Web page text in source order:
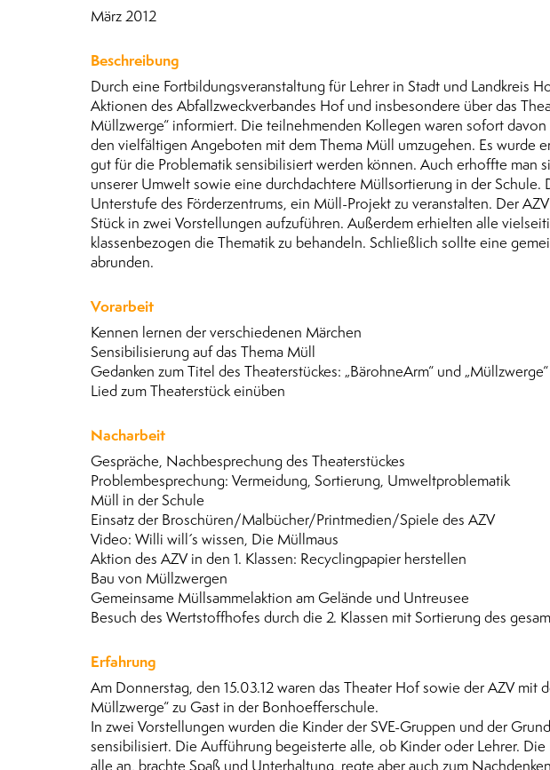
März 2012
Beschreibung
Durch eine Fortbildungsveranstaltung für Lehrer in Stadt und Landkreis
Aktionen des Abfallzweckverbandes Hof und insbesondere über das
Müllzwerge“ informiert. Die teilnehmenden Kollegen waren sofort
den vielfältigen Angeboten mit dem Thema Müll umzugehen. Es wurde
gut für die Problematik sensibilisiert werden können. Auch erhoffte man
unserer Umwelt sowie eine durchdachtere Müllsortierung in der Schule.
Unterstufe des Förderzentrums, ein Müll-Projekt zu veranstalten. Der
Stück in zwei Vorstellungen aufzuführen. Außerdem erhielten alle
klassenbezogen die Thematik zu behandeln. Schließlich sollte eine
abrunden.
Vorarbeit
Kennen lernen der verschiedenen Märchen
Sensibilisierung auf das Thema Müll
Gedanken zum Titel des Theaterstückes: „BärohneArm“ und „Müllzwerge“
Lied zum Theaterstück einüben
Nacharbeit
Gespräche, Nachbesprechung des Theaterstückes
Problembesprechung: Vermeidung, Sortierung, Umweltproblematik
Müll in der Schule
Einsatz der Broschüren/Malbücher/Printmedien/Spiele des AZV
Video: Willi will´s wissen, Die Müllmaus
Aktion des AZV in den 1. Klassen: Recyclingpapier herstellen
Bau von Müllzwergen
Gemeinsame Müllsammelaktion am Gelände und Untreusee
Besuch des Wertstoffhofes durch die 2. Klassen mit Sortierung des
Erfahrung
Am Donnerstag, den 15.03.12 waren das Theater Hof sowie der AZV mit
Müllzwerge“ zu Gast in der Bonhoefferschule.
In zwei Vorstellungen wurden die Kinder der SVE-Gruppen und der
sensibilisiert. Die Aufführung begeisterte alle, ob Kinder oder Lehrer.
alle an, brachte Spaß und Unterhaltung, regte aber auch zum